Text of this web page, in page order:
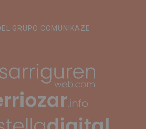
GRUPO COMUNIKAZE